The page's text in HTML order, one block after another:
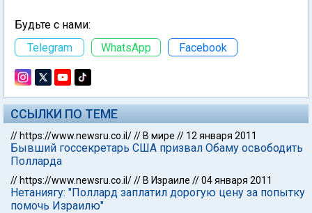
Будьте с нами:
Telegram
WhatsApp Facebook
ССЫЛКИ ПО ТЕМЕ
// https://www.newsru.co.il/// В мире // 12 января 2011
Бывший госсекретарь США призвал Обаму освободить
Полларда
// https://www.newsru.co.il/// В Израиле //04 января 2011
Нетаниягу: "Поллард заплатил дорогую цену за попытку
помочь Израилю"